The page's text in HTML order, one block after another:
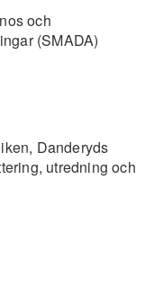
och
(SMADA)
Danderyds
utredning och